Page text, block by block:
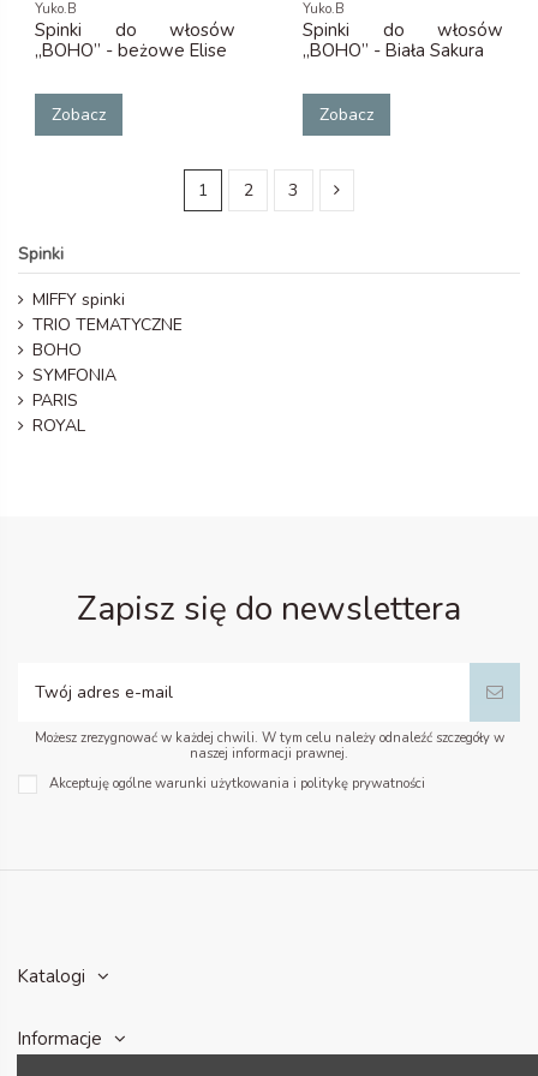
Yuko.B
Spinki do włosów
„BOHO” - beżowe Elise
Zobacz
Yuko.B
Spinki do włosów
„BOHO” - Biała Sakura
Zobacz
1 2 3
Spinki
MIFFY spinki
TRIO TEMATYCZNE
BOHO
SYMFONIA
PARIS
ROYAL
Zapisz się do newslettera
Możesz zrezygnować w każdej chwili. W tym celu należy odnaleźć szczegóły w
naszej informacji prawnej.
Akceptuję ogólne warunki użytkowania i politykę prywatności
Katalogi
Informacje